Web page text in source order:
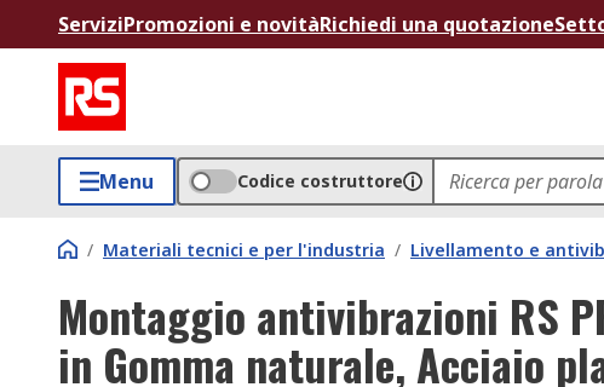
ServiziPromozioni e novitàRichiedi una quotazione
Menu Codice costruttore
/ Materiali tecnici e per l'industria / Livellamento e
Montaggio antivibrazioni RS
in Gomma naturale, Acciaio